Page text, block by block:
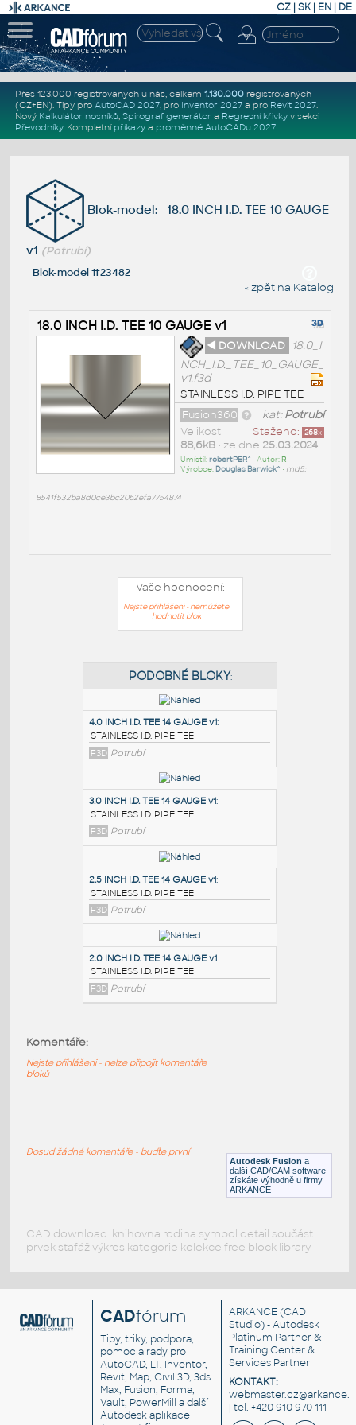
CZ | SK| EN | DE
Přes 123.000 registrovaných u nás, celkem 1.130.000registrovaných
(CZ+EN). Tipy pro AutoCAD 2027, pro Inventor 2027a pro Revit 2027.
Nový Kalkulátor nosníků, Spirograf generátor a Regresní křivkyv sekci
Převodníky. Kompletní příkazya proměnné AutoCADu 2027.
Blok-model: 18.0 INCH I.D. TEE 10 GAUGE
v1 (Potrubí)
Blok-model #23482
« zpět na Katalog
18.0 INCH I.D. TEE 10 GAUGE v1
◄ DOWNLOAD
18.0_I
NCH_I.D._TEE_10_GAUGE_
v1.f3d
STAINLESS I.D. PIPE TEE
kat:Potrubí
Fusion360
Staženo: 268x
Velikost
88,6kB• ze dne 25.03.2024
Umístil:robertPER^ • Autor: R•
Výrobce: Douglas Barwick^ • md5:
8541f532ba8d0ce3bc2062efa7754874
Vaše hodnocení:
Nejste přihlášeni - nemůžete
hodnotit blok
PODOBNÉ BLOKY
4.0 INCH I.D. TEE 14 GAUGE v1:
STAINLESS I.D. PIPE TEE
F3D Potrubí
3.0 INCH I.D. TEE 14 GAUGE v1
STAINLESS I.D. PIPE TEE
F3D Potrubí
Potrubí
Autodesk Fusion a
další CAD/CAM software
získáte výhodně u firmy
ARKANCE
Komentáře:
Nejste přihlášeni - nelze připojit komentáře
bloků
Dosud žádné komentáře - buďte první
CAD download: knihovna rodina symbol detail součást
prvek stafáž výkres kategorie kolekce free block library
CADfórum
Tipy, triky, podpora,
pomoc a rady pro
AutoCAD, LT, Inventor,
Revit, Map, Civil 3D, 3ds
Max, Fusion, Forma,
Vault, PowerMill a další
Autodesk aplikace
ARKANCE (CAD
Studio) - Autodesk
Platinum Partner &
Training Center &
Services Partner
KONTAKT:
| tel. +420 910 970 111